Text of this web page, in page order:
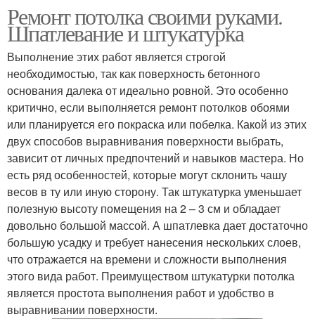
Ремонт потолка своими руками.
Шпатлевание и штукатурка
Выполнение этих работ является строгой
необходимостью, так как поверхность бетонного
основания далека от идеально ровной. Это особенно
критично, если выполняется ремонт потолков обоями
или планируется его покраска или побелка. Какой из этих
двух способов выравнивания поверхности выбрать,
зависит от личных предпочтений и навыков мастера. Но
есть ряд особенностей, которые могут склонить чашу
весов в ту или иную сторону. Так штукатурка уменьшает
полезную высоту помещения на 2 – 3 см и обладает
довольно большой массой. А шпатлевка дает достаточно
большую усадку и требует нанесения нескольких слоев,
что отражается на времени и сложности выполнения
этого вида работ. Преимуществом штукатурки потолка
является простота выполнения работ и удобство в
выравнивании поверхности.